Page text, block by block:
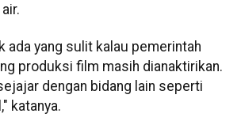
ada yang sulit kalau pemerintah
produksi film masih dianaktirikan.
dengan bidang lain seperti
katanya.